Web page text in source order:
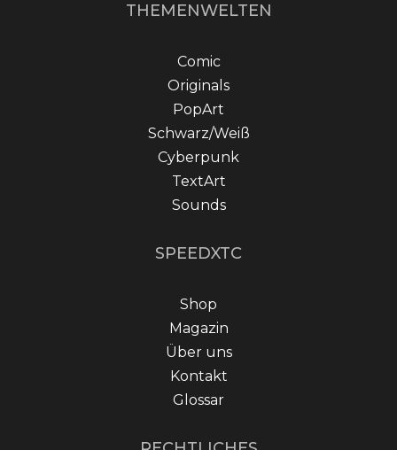
THEMENWELTEN
Comic
Originals
PopArt
Schwarz/Weiß
Cyberpunk
TextArt
Sounds
SPEEDXTC
Shop
Magazin
Über uns
Kontakt
Glossar